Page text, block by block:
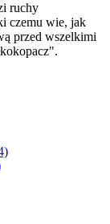
ruchy
czemu wie, jak
przed wszelkimi